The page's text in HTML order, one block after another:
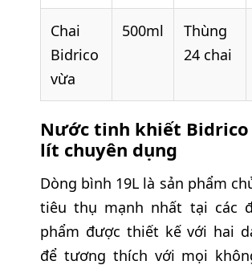
Chai
Bidrico
vừa
500ml
Thùng
24 chai
Nước tinh khiết Bidrico
lít chuyên dụng
Dòng bình 19L là sản phẩm
tiêu thụ mạnh nhất tại các
phẩm được thiết kế với hai
để tương thích với mọi